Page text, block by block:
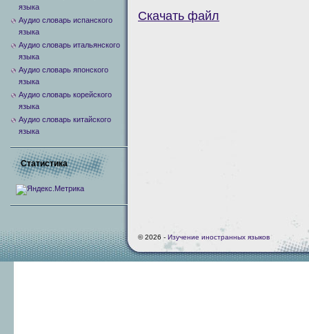
Скачать файл
языка
Аудио словарь испанского
языка
Аудио словарь итальянского
языка
Аудио словарь японского
языка
Аудио словарь корейского
языка
Аудио словарь китайского
языка
Статистика
© 2026 - Изучение иностранных языков